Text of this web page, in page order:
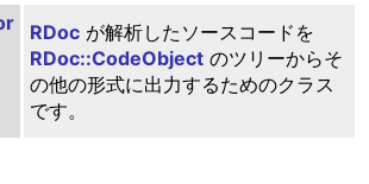
RDocが解析したソースコードを
RDoc::CodeObjectのツリーからそ
の他の形式に出力するためのクラス
です。